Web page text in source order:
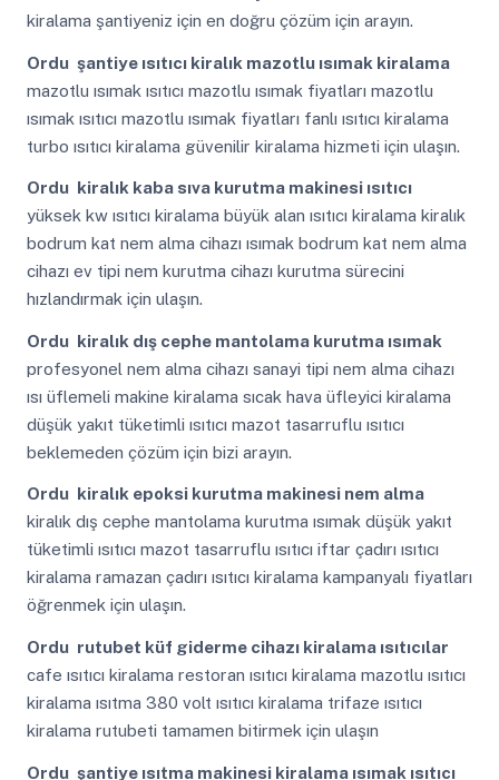
kiralama şantiyeniz için en doğru çözüm için arayın.
Ordu şantiye ısıtıcı kiralık mazotlu ısımak kiralama
mazotlu ısımak ısıtıcı mazotlu ısımak fiyatları mazotlu
ısımak ısıtıcı mazotlu ısımak fiyatları fanlı ısıtıcı kiralama
turbo ısıtıcı kiralama güvenilir kiralama hizmeti için ulaşın.
Ordu kiralık kaba sıva kurutma makinesi ısıtıcı
yüksek kw ısıtıcı kiralama büyük alan ısıtıcı kiralama kiralık
bodrum kat nem alma cihazı ısımak bodrum kat nem alma
cihazı ev tipi nem kurutma cihazı kurutma sürecini
hızlandırmak için ulaşın.
Ordu kiralık dış cephe mantolama kurutma ısımak
profesyonel nem alma cihazı sanayi tipi nem alma cihazı
ısı üflemeli makine kiralama sıcak hava üfleyici kiralama
düşük yakıt tüketimli ısıtıcı mazot tasarruflu ısıtıcı
beklemeden çözüm için bizi arayın.
Ordu kiralık epoksi kurutma makinesi nem alma
kiralık dış cephe mantolama kurutma ısımak düşük yakıt
tüketimli ısıtıcı mazot tasarruflu ısıtıcı iftar çadırı ısıtıcı
kiralama ramazan çadırı ısıtıcı kiralama kampanyalı fiyatları
öğrenmek için ulaşın.
Ordu rutubet küf giderme cihazı kiralama ısıtıcılar
cafe ısıtıcı kiralama restoran ısıtıcı kiralama mazotlu ısıtıcı
kiralama ısıtma 380 volt ısıtıcı kiralama trifaze ısıtıcı
kiralama rutubeti tamamen bitirmek için ulaşın
Ordu şantiye ısıtma makinesi kiralama ısımak ısıtıcı